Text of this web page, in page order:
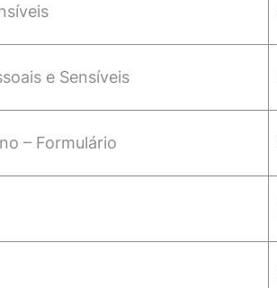
e Sensíveis
– Formulário